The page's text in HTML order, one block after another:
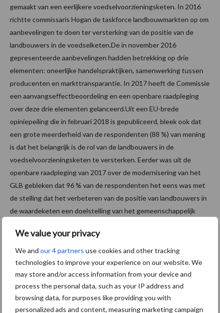
We value your privacy
We and our 4 partners use cookies and other tracking
technologies to improve your experience on our website. We
may store and/or access information from your device and
process the personal data, such as your IP address and
browsing data, for purposes like providing you with
personalized ads and content, measuring marketing campaign
gemaakt van een eerlijkere voedselvoorzieningsketen. In 2016
richtte commissaris Hogan de taskforce landbouwmarkten op om
aanbevelingen te doen ter versterking van de positie van de
landbouwers in de voedselketen.De in november 2016
gepresenteerde aanbevelingen hadden betrekking op drie
elementen: oneerlijke handelspraktijken, samenwerking tussen
producenten en markttransparantie. In 2017 heeft de Commissie
een aanvangseffectbeoordeling en een openbare raadpleging
over deze drie elementen gelanceerd.Uit een EU-brede
opiniepeiling die in februari 2018 is gepubliceerd, bleek ook dat
een grote meerderheid van de respondenten (88 %) van mening
is dat het belangrijk is de rol van de landbouwers in de
voedselvoorzieningsketen te versterken. Eerder was uit de
openbare raadpleging van 2017 over de modernisering van het
GLB gebleken dat 96 % van de respondenten het eens was met
de stelling dat het verbeteren van de positie van landbouwers in
de waardeketen een doelstelling van het gemeenschappelijk
Aanbevolen voor jou!
“Vraag naar praktische
hygieneoplossingen is in